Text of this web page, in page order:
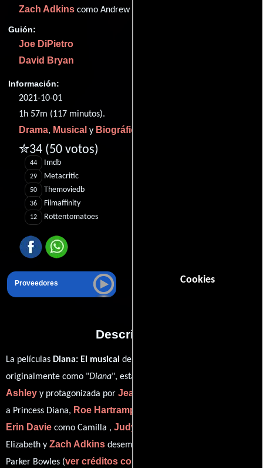
Cookies
Zach Adkins como Andrew Parker Bowles
Guión:
Joe DiPietro
David Bryan
Información:
2021-10-01
1h 57m (117 minutos).
Drama, Musical y Biográfico
✮34 (50 votos)
44 Imdb
29 Metacritic
50 Themoviedb
36 Filmaffinity
12 Rottentomatoes
Proveedores
Descripción
La películas Diana: El musical del año 2021, conocida
originalmente como "Diana", está dirigida por
Ashley y protagonizada por Jeanna de Waal
a Princess Diana, Roe Hartrampf
Erin Davie como Camilla , Judy Kaye
Elizabeth y Zach Adkins desempeñando el papel de Andrew
Parker Bowles (ver créditos completos